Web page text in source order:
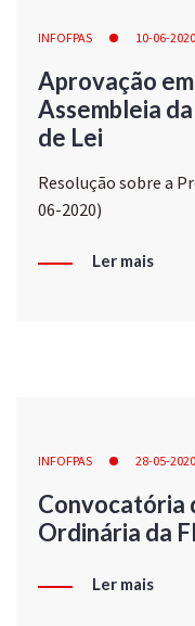
INFOFPAS 10-06-2020
Aprovação
Assembleia
de Lei
Resolução sobre a
06-2020)
Ler mais
INFOFPAS 28-05-2020
Convocatória
Ordinária da
Ler mais